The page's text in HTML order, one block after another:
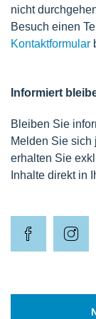
nicht
Besuch einen
Kontaktformular
Informiert
Bleiben Sie
Melden Sie sich
erhalten Sie
Inhalte direkt in